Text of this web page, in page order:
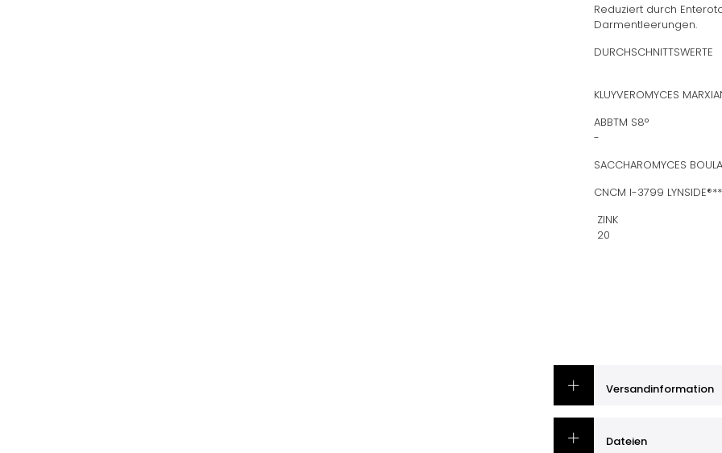
Reduziert durch
Darmentleerungen.
​KLUYVEROMYCES
​-
SACCHAROMYCES
CNCM I-3799
20​
Versandinformation
Dateien